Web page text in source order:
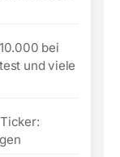
bei
und viele